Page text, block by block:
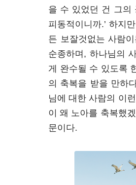
을 수 있었던 건 그의
피동적이니까.’ 하지
든 보잘것없는 사람
순종하며, 하나님의
게 완수될 수 있도록
의 축복을 받을 만하
님에 대한 사람의 이
이 왜 노아를 축복했
문이다.